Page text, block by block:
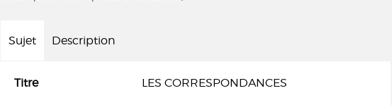
Sujet Description
Titre LES CORRESPONDANCES